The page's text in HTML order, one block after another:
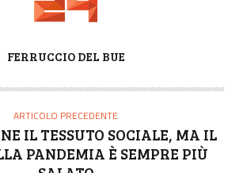
FERRUCCIO DEL BUE
ARTICOLO PRECEDENTE
IL TESSUTO SOCIALE, MA IL
PANDEMIA È SEMPRE PIÙ